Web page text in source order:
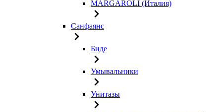
MARGAROLI (Италия)
Санфаянс
Биде
Умывальники
Унитазы